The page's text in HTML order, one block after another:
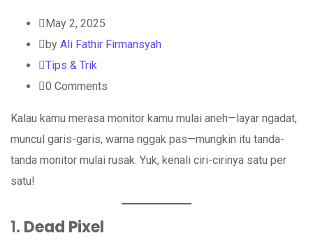
May 2, 2025
by Ali Fathir Firmansyah
Tips & Trik
0 Comments
Kalau kamu merasa monitor kamu mulai aneh—layar ngadat,
muncul garis-garis, warna nggak pas—mungkin itu tanda-
tanda monitor mulai rusak. Yuk, kenali ciri-cirinya satu per
satu!
1. Dead Pixel